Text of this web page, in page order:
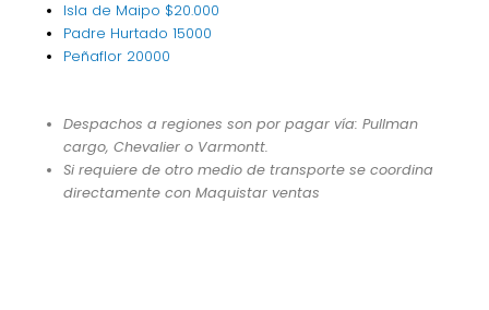
Isla de Maipo $20.000
Padre Hurtado15000
Peñaflor 20000
Despachos a regiones son por pagar vía: Pullman
cargo, Chevalier o Varmontt.
Si requiere de otro medio de transporte se coordina
directamente con Maquistar ventas